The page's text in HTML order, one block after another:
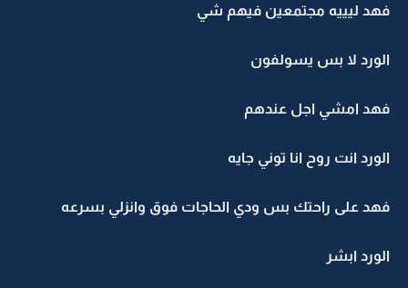
فهد ليييه مجتمعين فيهم شي
الورد لا بس يسولفون
فهد امشي اجل عندهم
الورد انت روح انا توني جايه
فهد على راحتك بس ودي الحاجات فوق وانزلي بسرعه
الورد ابشر